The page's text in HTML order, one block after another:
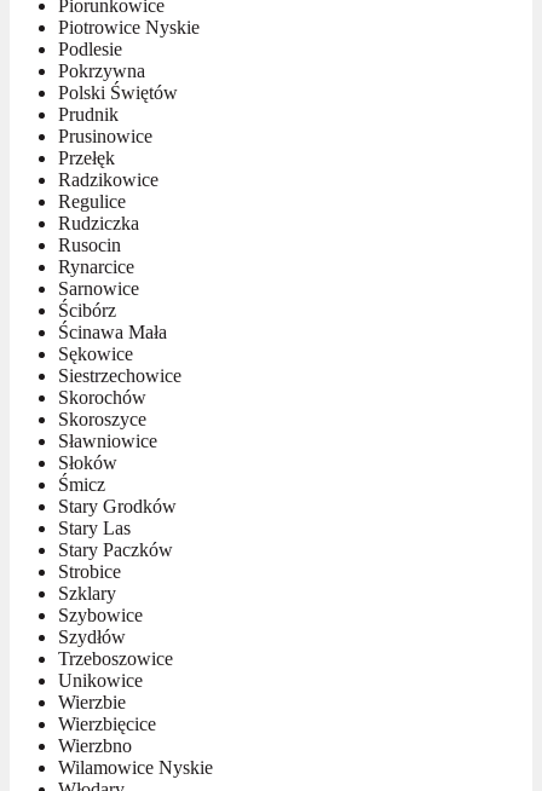
Piorunkowice
Piotrowice Nyskie
Podlesie
Pokrzywna
Polski Świętów
Prudnik
Prusinowice
Przełęk
Radzikowice
Regulice
Rudziczka
Rusocin
Rynarcice
Sarnowice
Ścibórz
Ścinawa Mała
Sękowice
Siestrzechowice
Skorochów
Skoroszyce
Sławniowice
Słoków
Śmicz
Stary Grodków
Stary Las
Stary Paczków
Strobice
Szklary
Szybowice
Szydłów
Trzeboszowice
Unikowice
Wierzbie
Wierzbięcice
Wierzbno
Wilamowice Nyskie